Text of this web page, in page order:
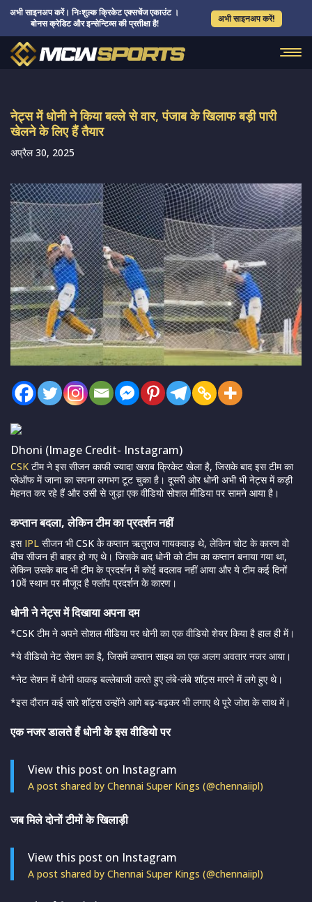
अभी साइनअप करें। निःशुल्क क्रिकेट एक्सचेंज एकाउंट ।
बोनस क्रेडिट और इन्सेन्टिव्स की प्रतीक्षा है!
अभी साइनअप करें!
नेट्स में धोनी ने किया बल्ले से वार, पंजाब के खिलाफ बड़ी पारी
खेलने के लिए हैं तैयार
अप्रैल 30, 2025
Dhoni (Image Credit- Instagram)
CSK टीम ने इस सीजन काफी ज्यादा खराब क्रिकेट खेला है, जिसके बाद इस टीम का
प्लेऑफ में जाना का सपना लगभग टूट चुका है। दूसरी ओर धोनी अभी भी नेट्स में कड़ी
मेहनत कर रहे हैं और उसी से जुड़ा एक वीडियो सोशल मीडिया पर सामने आया है।
कप्तान बदला, लेकिन टीम का प्रदर्शन नहीं
इस IPL सीजन भी CSK के कप्तान ऋतुराज गायकवाड़ थे, लेकिन चोट के कारण वो
बीच सीजन ही बाहर हो गए थे। जिसके बाद धोनी को टीम का कप्तान बनाया गया था,
लेकिन उसके बाद भी टीम के प्रदर्शन में कोई बदलाव नहीं आया और ये टीम कई दिनों
10वें स्थान पर मौजूद है फ्लॉप प्रदर्शन के कारण।
धोनी ने नेट्स में दिखाया अपना दम
*CSK टीम ने अपने सोशल मीडिया पर धोनी का एक वीडियो शेयर किया है हाल ही में।
*ये वीडियो नेट सेशन का है, जिसमें कप्तान साहब का एक अलग अवतार नजर आया।
*नेट सेशन में धोनी धाकड़ बल्लेबाजी करते हुए लंबे-लंबे शॉट्स मारने में लगे हुए थे।
*इस दौरान कई सारे शॉट्स उन्होंने आगे बढ़-बढ़कर भी लगाए थे पूरे जोश के साथ में।
एक नजर डालते हैं धोनी के इस वीडियो पर
View this post on Instagram
A post shared by Chennai Super Kings (@chennaiipl)
जब मिले दोनों टीमों के खिलाड़ी
View this post on Instagram
A post shared by Chennai Super Kings (@chennaiipl)